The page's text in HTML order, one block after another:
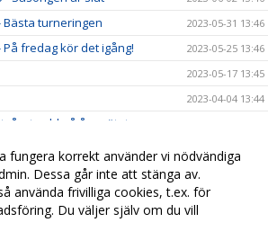
Bästa turneringen 2023-05-31 13:46
På fredag kör det igång! 2023-05-25 13:46
2023-05-17 13:45
2023-04-04 13:44
vald på årsmötet
- Anmälan är öppen! 2023-02-24 13:43
2023-02-21 13:42
2023 2023-02-20 13:41
fungera korrekt använder vi nödvändiga
Dessa går inte att stänga av.
använda frivilliga cookies, t.ex. för
Du väljer själv om du vill